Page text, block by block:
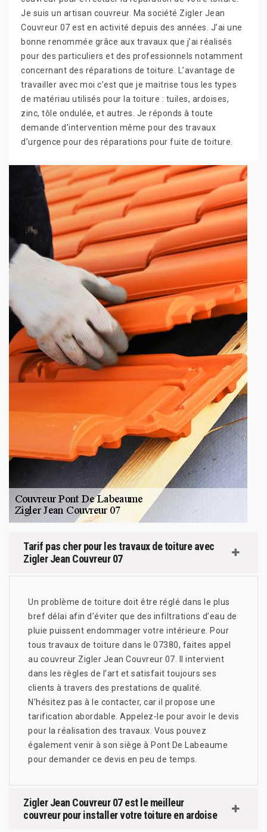
Je suis un artisan couvreur. Ma société Zigler Jean
Couvreur 07 est en activité depuis des années. J’ai une
bonne renommée grâce aux travaux que j’ai réalisés
pour des particuliers et des professionnels notamment
concernant des réparations de toiture. L’avantage de
travailler avec moi c’est que je maitrise tous les types
de matériau utilisés pour la toiture : tuiles, ardoises,
zinc, tôle ondulée, et autres. Je réponds à toute
demande d’intervention même pour des travaux
d’urgence pour des réparations pour fuite de toiture.
Tarif pas cher pour les travaux de toiture avec
Zigler Jean Couvreur 07
Un problème de toiture doit être réglé dans le plus
bref délai afin d’éviter que des infiltrations d’eau de
pluie puissent endommager votre intérieure. Pour
tous travaux de toiture dans le 07380, faites appel
au couvreur Zigler Jean Couvreur 07. Il intervient
dans les règles de l’art et satisfait toujours ses
clients à travers des prestations de qualité.
N’hésitez pas à le contacter, car il propose une
tarification abordable. Appelez-le pour avoir le devis
pour la réalisation des travaux. Vous pouvez
également venir à son siège à Pont De Labeaume
pour demander ce devis en peu de temps.
Zigler Jean Couvreur 07 est le meilleur
couvreur pour installer votre toiture en ardoise